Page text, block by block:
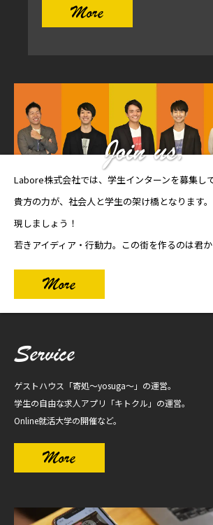
More
Labore株式会社では、学生インターンを募集して
貴方の力が、社会人と学生の架け橋となります
現しましょう！
若きアイディア・行動力。この街を作るのは君か
More
Service
ゲストハウス「寄処〜yosuga〜」の運営。
学生の自由な求人アプリ「キトクル」の運営。
Online就活大学の開催など。
More